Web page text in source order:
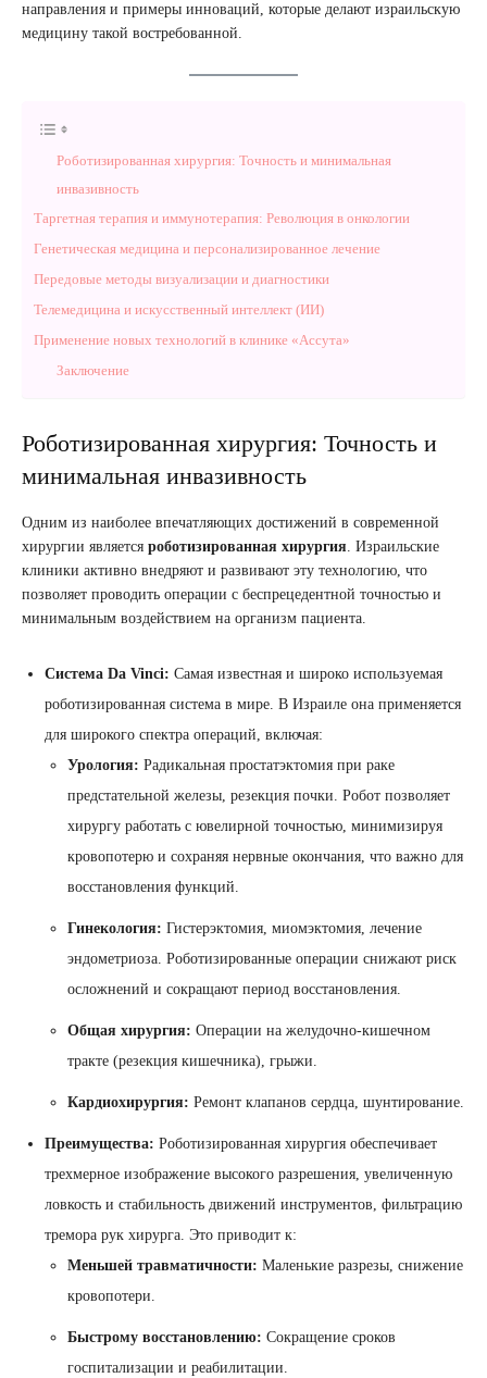
направления и примеры инноваций, которые делают израильскую
медицину такой востребованной.
Роботизированная хирургия: Точность и минимальная
инвазивность
Таргетная терапия и иммунотерапия: Революция в онкологии
Генетическая медицина и персонализированное лечение
Передовые методы визуализации и диагностики
Телемедицина и искусственный интеллект (ИИ)
Применение новых технологий в клинике «Ассута»
Заключение
Роботизированная хирургия: Точность и
минимальная инвазивность
Одним из наиболее впечатляющих достижений в современной
хирургии является роботизированная хирургия. Израильские
клиники активно внедряют и развивают эту технологию, что
позволяет проводить операции с беспрецедентной точностью и
минимальным воздействием на организм пациента.
Система Da Vinci: Самая известная и широко используемая
роботизированная система в мире. В Израиле она применяется
для широкого спектра операций, включая:
Урология: Радикальная простатэктомия при раке
предстательной железы, резекция почки. Робот позволяет
хирургу работать с ювелирной точностью, минимизируя
кровопотерю и сохраняя нервные окончания, что важно для
восстановления функций.
Гинекология: Гистерэктомия, миомэктомия, лечение
эндометриоза. Роботизированные операции снижают риск
осложнений и сокращают период восстановления.
Общая хирургия: Операции на желудочно-кишечном
тракте (резекция кишечника), грыжи.
Кардиохирургия: Ремонт клапанов сердца, шунтирование.
Преимущества: Роботизированная хирургия обеспечивает
трехмерное изображение высокого разрешения, увеличенную
ловкость и стабильность движений инструментов, фильтрацию
тремора рук хирурга. Это приводит к:
Меньшей травматичности: Маленькие разрезы, снижение
кровопотери.
Быстрому восстановлению: Сокращение сроков
госпитализации и реабилитации.